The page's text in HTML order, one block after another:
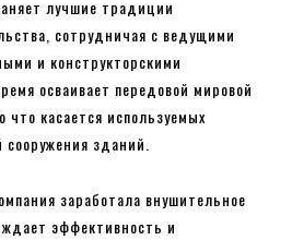
лучшие традиции
сотрудничая с ведущими
и конструкторскими
осваивает передовой мировой
что касается используемых
зданий.
заработала внушительное
эффективность и